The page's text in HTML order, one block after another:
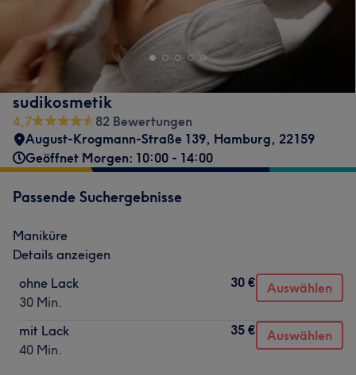
sudikosmetik
4,7
82 Bewertungen
August-Krogmann-Straße 139, Hamburg, 22159
Geöffnet Morgen: 10:00 - 14:00
Passende Suchergebnisse
Maniküre
Details anzeigen
ohne Lack
30 Min.
30 € Auswählen
mit Lack
40 Min.
35 € Auswählen